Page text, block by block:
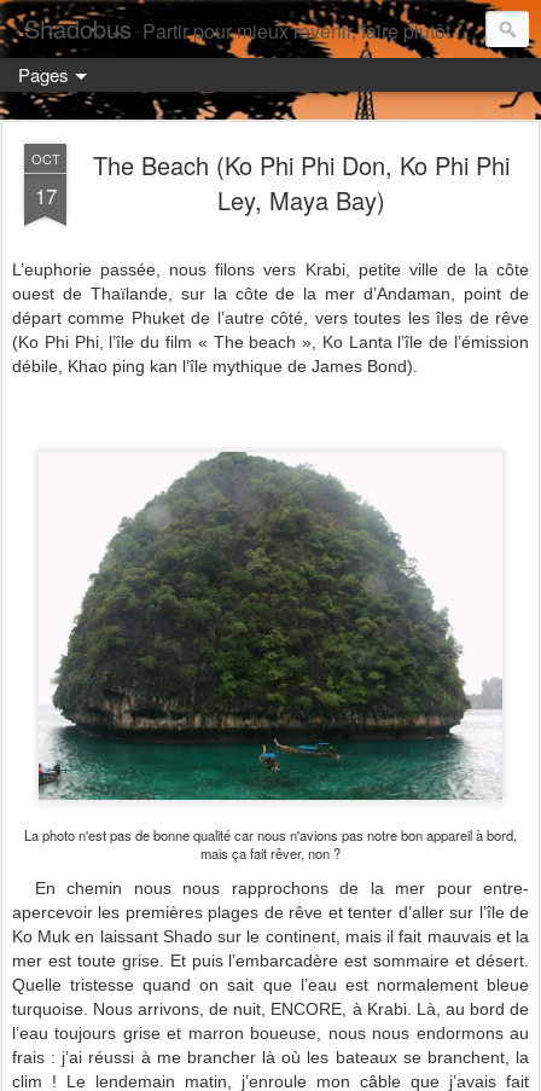
Shadobus Partir pour mieux revenir, faire plutôt qu'avoir.
Pages
OCT
17
The Beach (Ko Phi Phi Don, Ko Phi Phi
Ley, Maya Bay)
L’euphorie passée, nous filons vers Krabi, petite ville de la côte
ouest de Thaïlande, sur la côte de la mer d’Andaman, point de
départ comme Phuket de l’autre côté, vers toutes les îles de rêve
(Ko Phi Phi, l’île du film « The beach », Ko Lanta l’île de l’émission
débile, Khao ping kan l’île mythique de James Bond).
La photo n'est pas de bonne qualité car nous n'avions pas notre bon appareil à bord,
mais ça fait rêver, non ?
En chemin nous nous rapprochons de la mer pour entre-
apercevoir les premières plages de rêve et tenter d’aller sur l’île de
Ko Muk en laissant Shado sur le continent, mais il fait mauvais et la
mer est toute grise. Et puis l’embarcadère est sommaire et désert.
Quelle tristesse quand on sait que l’eau est normalement bleue
turquoise. Nous arrivons, de nuit, ENCORE, à Krabi. Là, au bord de
l’eau toujours grise et marron boueuse, nous nous endormons au
frais : j’ai réussi à me brancher là où les bateaux se branchent, la
clim ! Le lendemain matin, j’enroule mon câble que j’avais fait